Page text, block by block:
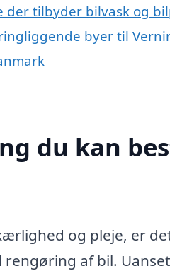
der tilbyder bilvask og
byer til
du kan
og pleje, er
af bil.